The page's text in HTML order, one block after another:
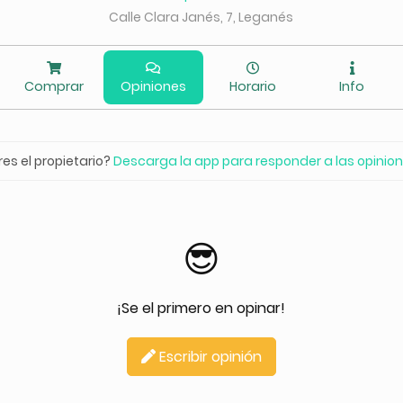
Calle Clara Janés, 7, Leganés
Comprar Opiniones Horario Info
el propietario? Descarga la app para responder a las
😎
¡Se el primero en opinar!
Escribir opinión